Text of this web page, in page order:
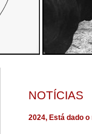
NOTÍCIAS
2024, Está dado o